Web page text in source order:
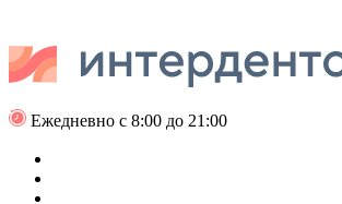
Ежедневно с 8:00 до 21:00